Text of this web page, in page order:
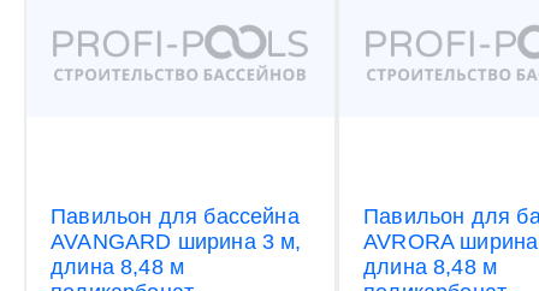
Павильон для бассейна
AVANGARD ширина 3 м,
длина 8,48 м
Павильон для
AVRORA
длина 8,48 м